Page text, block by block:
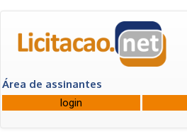
Área de assinantes